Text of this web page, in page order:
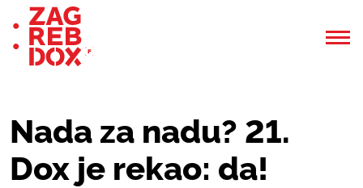
Nada za nadu? 21.
Dox je rekao: da!